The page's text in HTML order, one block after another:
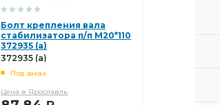
Болт крепления вала
стабилизатора п/п М20*110
372935 (а)
372935 (а)
Под заказ
Цена в Ярославль